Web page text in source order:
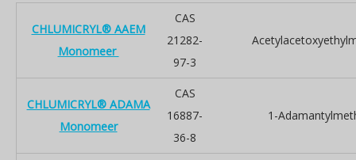
CHLUMICRYL® AAEM
Monomeer
CAS
21282-
97-3
CHLUMICRYL® ADAMA
Monomeer
CAS
16887-
36-8
1-